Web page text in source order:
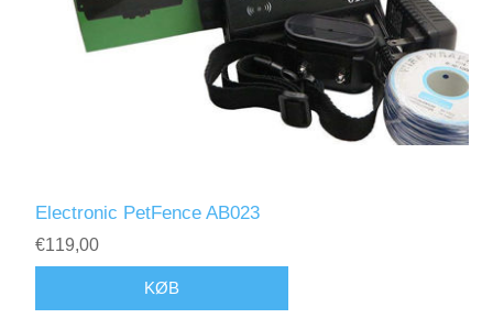
Electronic PetFence AB023
€119,00